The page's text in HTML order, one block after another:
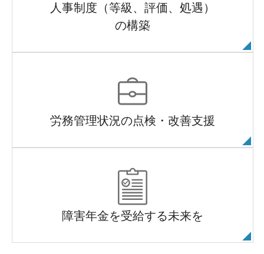
人事制度（等級、評価、処遇）
の構築
労務管理状況の点検・改善支援
障害年金を受給する未来を